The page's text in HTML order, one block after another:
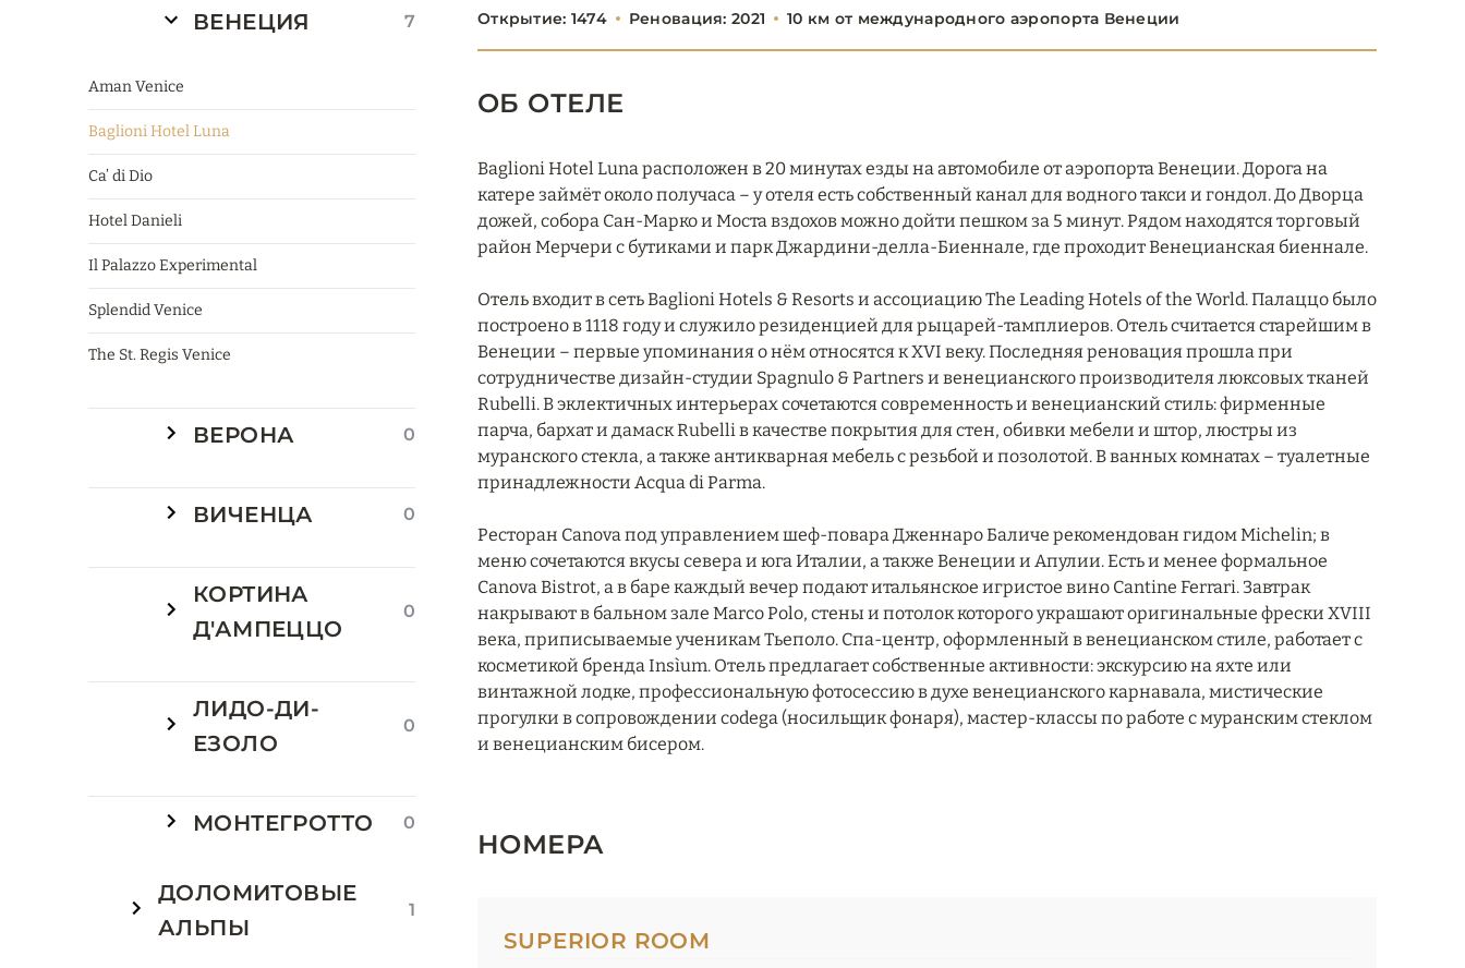
ВЕНЕЦИЯ 7
Aman Venice
Baglioni Hotel Luna
Ca’ di Dio
Hotel Danieli
Il Palazzo Experimental
Splendid Venice
The St. Regis Venice
ВЕРОНА 0
ВИЧЕНЦА 0
КОРТИНА
Д'АМПЕЦЦО
0
ЛИДО-ДИ-
ЕЗОЛО
0
МОНТЕГРОТТО 0
ДОЛОМИТОВЫЕ
АЛЬПЫ
1
Открытие: 1474 Реновация: 2021 10 км от международного аэропорта Венеции
ОБ ОТЕЛЕ
Baglioni Hotel Luna расположен в 20 минутах езды на автомобиле от аэропорта Венеции. Дорога на
катере займёт около получаса – у отеля есть собственный канал для водного такси и гондол. До Дворца
дожей, собора Сан-Марко и Моста вздохов можно дойти пешком за 5 минут. Рядом находятся торговый
район Мерчери с бутиками и парк Джардини-делла-Биеннале, где проходит Венецианская биеннале.
Отель входит в сеть Baglioni Hotels & Resorts и ассоциацию The Leading Hotels of the World. Палаццо было
построено в 1118 году и служило резиденцией для рыцарей-тамплиеров. Отель считается старейшим в
Венеции – первые упоминания о нём относятся к XVI веку. Последняя реновация прошла при
сотрудничестве дизайн-студии Spagnulo & Partners и венецианского производителя люксовых тканей
Rubelli. В эклектичных интерьерах сочетаются современность и венецианский стиль: фирменные
парча, бархат и дамаск Rubelli в качестве покрытия для стен, обивки мебели и штор, люстры из
муранского стекла, а также антикварная мебель с резьбой и позолотой. В ванных комнатах – туалетные
принадлежности Acqua di Parma.
Ресторан Canova под управлением шеф-повара Дженнаро Баличе рекомендован гидом Michelin; в
меню сочетаются вкусы севера и юга Италии, а также Венеции и Апулии. Есть и менее формальное
Canova Bistrot, а в баре каждый вечер подают итальянское игристое вино Cantine Ferrari. Завтрак
накрывают в бальном зале Marco Polo, стены и потолок которого украшают оригинальные фрески XVIII
века, приписываемые ученикам Тьеполо. Спа-центр, оформленный в венецианском стиле, работает с
косметикой бренда Insìum. Отель предлагает собственные активности: экскурсию на яхте или
винтажной лодке, профессиональную фотосессию в духе венецианского карнавала, мистические
прогулки в сопровождении codega (носильщик фонаря), мастер-классы по работе с муранским стеклом
и венецианским бисером.
НОМЕРА
SUPERIOR ROOM